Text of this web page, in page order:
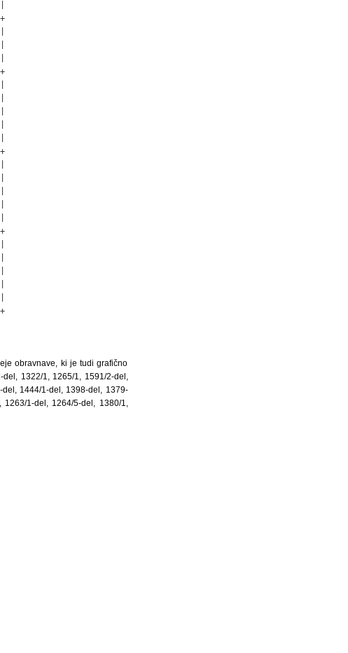
obravnave, ki je tudi grafično
1322/1, 1265/1, 1591/2-del,
1444/1-del, 1398-del, 1379-
1-del, 1264/5-del, 1380/1,